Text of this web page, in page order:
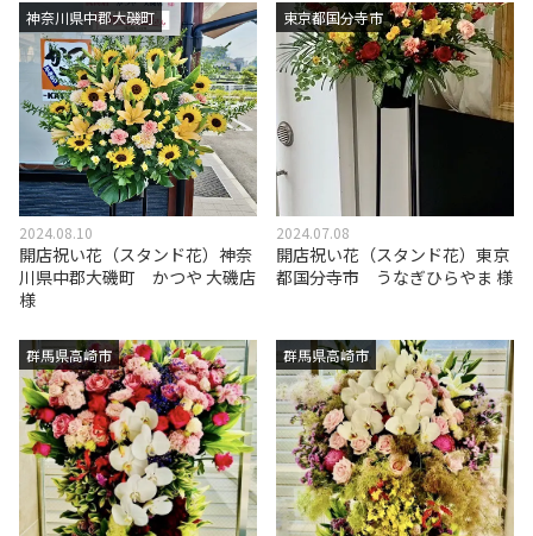
神奈川県中郡大磯町
2024.08.10
開店祝い花（スタンド花）神奈
川県中郡大磯町 かつや 大磯店
様
東京都国分寺市
2024.07.08
開店祝い花（スタンド花）東京
都国分寺市 うなぎひらやま 様
群馬県高崎市 群馬県高崎市